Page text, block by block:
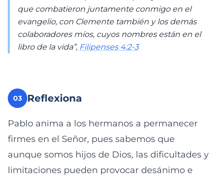
que combatieron juntamente conmigo en el
evangelio, con Clemente también y los demás
colaboradores míos, cuyos nombres están en el
libro de la vida”, Filipenses 4:2-3
03 Reflexiona
Pablo anima a los hermanos a permanecer
firmes en el Señor, pues sabemos que
aunque somos hijos de Dios, las dificultades y
limitaciones pueden provocar desánimo e